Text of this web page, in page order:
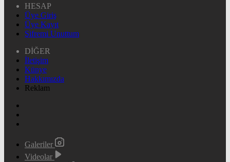
HESAP
Üye Giriş
Üye Kayıt
Şifremi Unuttum
DİĞER
İletişim
Künye
Hakkımızda
Reklam
Galeriler
Videolar